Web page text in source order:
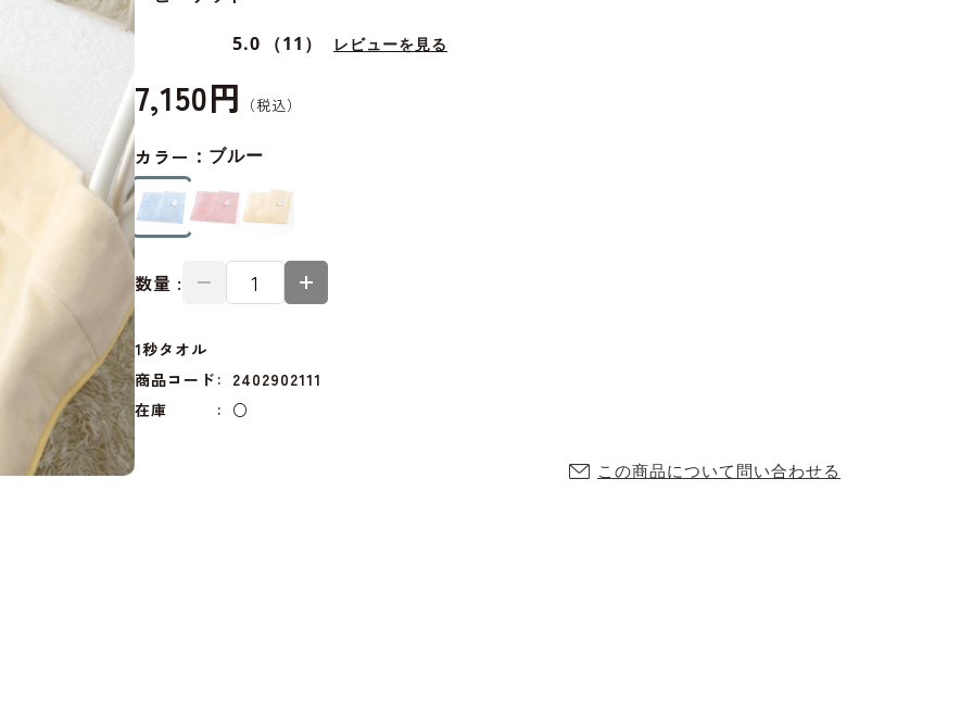
5.0 （11） レビューを見る
7,150円
カラー： ブルー
数量 :
1秒タオル
商品コード
2402902111
在庫
○
この商品について問い合わせる